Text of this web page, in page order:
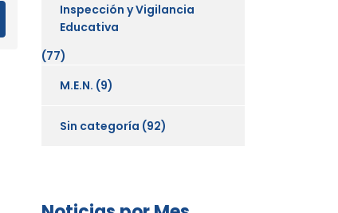
Inspección y Vigilancia
Educativa
(77)
M.E.N. (9)
Sin categoría (92)